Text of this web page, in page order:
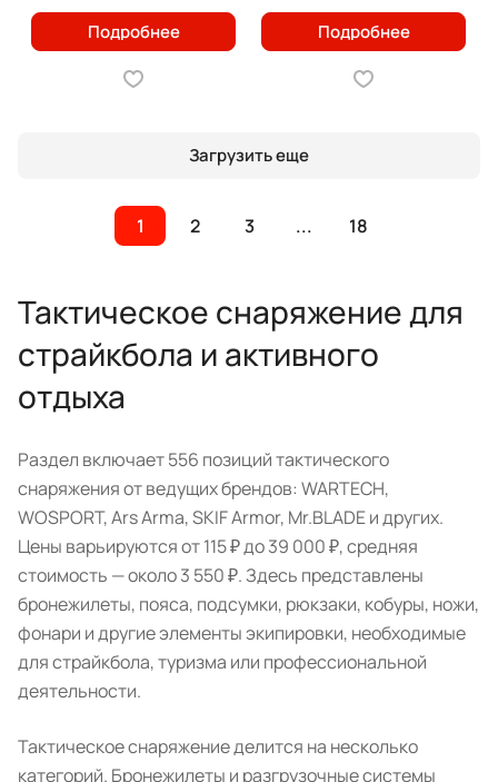
Подробнее Подробнее
Загрузить еще
1 2 3 ... 18
Тактическое снаряжение для
страйкбола и активного
отдыха
Раздел включает 556 позиций тактического
снаряжения от ведущих брендов: WARTECH,
WOSPORT, Ars Arma, SKIF Armor, Mr.BLADE и других.
Цены варьируются от 115 ₽ до 39 000 ₽, средняя
стоимость — около 3 550 ₽. Здесь представлены
бронежилеты, пояса, подсумки, рюкзаки, кобуры, ножи,
фонари и другие элементы экипировки, необходимые
для страйкбола, туризма или профессиональной
деятельности.
Тактическое снаряжение делится на несколько
категорий. Бронежилеты и разгрузочные системы